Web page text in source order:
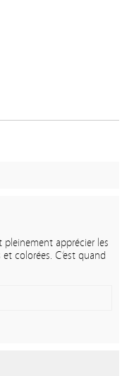
pleinement apprécier les
colorées. C’est quand